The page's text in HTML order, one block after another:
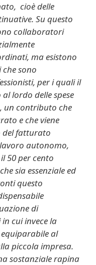
cioè delle
Su questo
collaboratori
ma esistono
sono
per i quali il
lordo delle spese
un contributo che
e che viene
del fatturato
autonomo,
50 per cento
sia essenziale ed
questo
di
cui invece la
al
piccola impresa.
sostanziale rapina